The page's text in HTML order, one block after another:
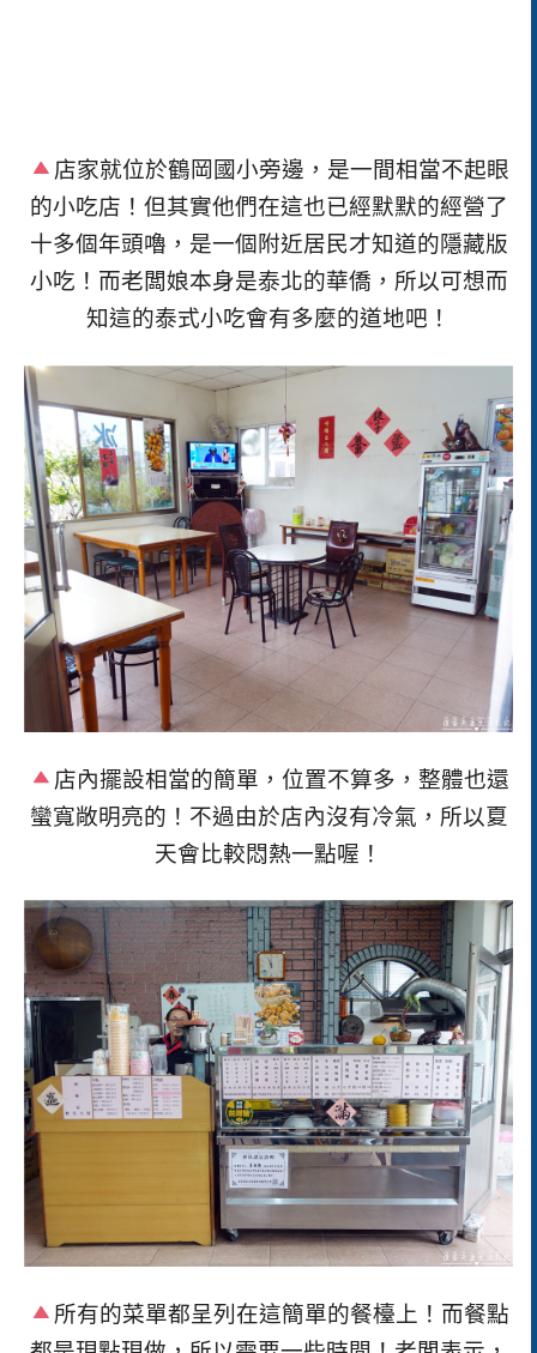
店家就位於鶴岡國小旁邊，是一間相當不起眼
的小吃店！但其實他們在這也已經默默的經營了
十多個年頭嚕，是一個附近居民才知道的隱藏版
小吃！而老闆娘本身是泰北的華僑，所以可想而
知這的泰式小吃會有多麼的道地吧！
店內擺設相當的簡單，位置不算多，整體也還
蠻寬敞明亮的！不過由於店內沒有冷氣，所以夏
天會比較悶熱一點喔！
所有的菜單都呈列在這簡單的餐檯上！而餐點